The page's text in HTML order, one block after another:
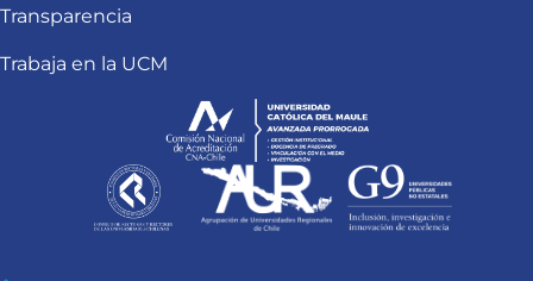
Transparencia
Trabaja en la UCM